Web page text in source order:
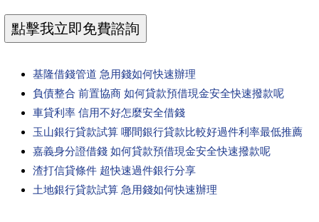
基隆借錢管道 急用錢如何快速辦理
負債整合 前置協商 如何貸款預借現金安全快速撥款呢
車貸利率 信用不好怎麼安全借錢
玉山銀行貸款試算 哪間銀行貸款比較好過件利率最低推薦
嘉義身分證借錢 如何貸款預借現金安全快速撥款呢
渣打信貸條件 超快速過件銀行分享
土地銀行貸款試算 急用錢如何快速辦理